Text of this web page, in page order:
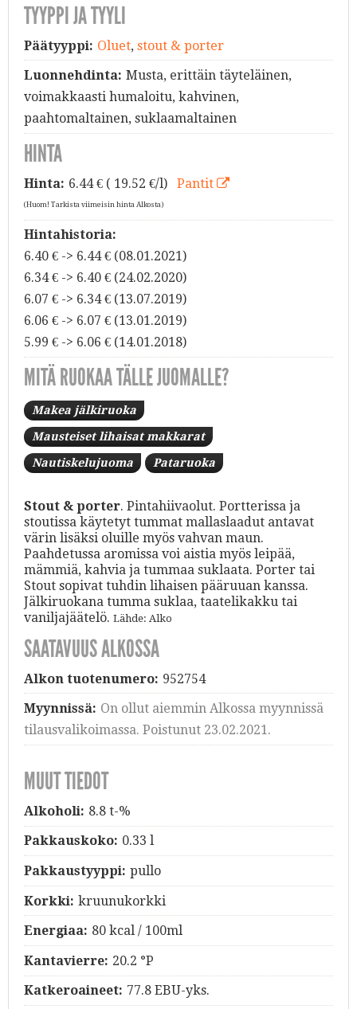
TYYPPI JA TYYLI
Päätyyppi: Oluet, stout & porter
Luonnehdinta: Musta, erittäin täyteläinen,
voimakkaasti humaloitu, kahvinen,
paahtomaltainen, suklaamaltainen
HINTA
Hinta: 6.44€ ( 19.52 €/l) Pantit
(Huom! Tarkista viimeisin hinta Alkosta)
Hintahistoria:
6.40 € -> 6.44 € (08.01.2021)
6.34 € -> 6.40 € (24.02.2020)
6.07 € -> 6.34 € (13.07.2019)
6.06 € -> 6.07 € (13.01.2019)
5.99 € -> 6.06 € (14.01.2018)
MITÄ RUOKAA TÄLLE JUOMALLE?
Makea jälkiruoka
Mausteiset lihaisat makkarat
Nautiskelujuoma Pataruoka
Stout & porter. Pintahiivaolut. Portterissa ja
stoutissa käytetyt tummat mallaslaadut antavat
värin lisäksi oluille myös vahvan maun.
Paahdetussa aromissa voi aistia myös leipää,
mämmiä, kahvia ja tummaa suklaata. Porter tai
Stout sopivat tuhdin lihaisen pääruuan kanssa.
Jälkiruokana tumma suklaa, taatelikakku tai
vaniljajäätelö. Lähde: Alko
SAATAVUUS ALKOSSA
Alkon tuotenumero: 952754
Myynnissä: On ollut aiemmin Alkossa myynnissä
tilausvalikoimassa. Poistunut 23.02.2021.
MUUT TIEDOT
Alkoholi: 8.8 t-%
Pakkauskoko: 0.33 l
Pakkaustyyppi: pullo
Korkki: kruunukorkki
Energiaa: 80 kcal / 100ml
Kantavierre: 20.2 °P
Katkeroaineet: 77.8 EBU-yks.